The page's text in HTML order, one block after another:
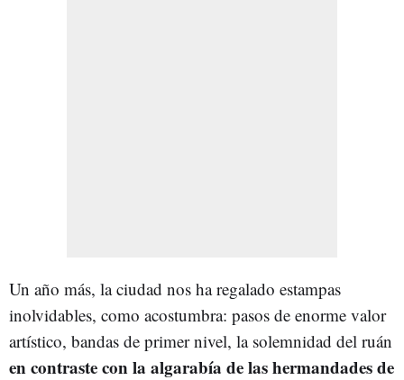
Un año más, la ciudad nos ha regalado estampas
inolvidables, como acostumbra: pasos de enorme valor
artístico, bandas de primer nivel, la solemnidad del ruán
en contraste con la algarabía de las hermandades de